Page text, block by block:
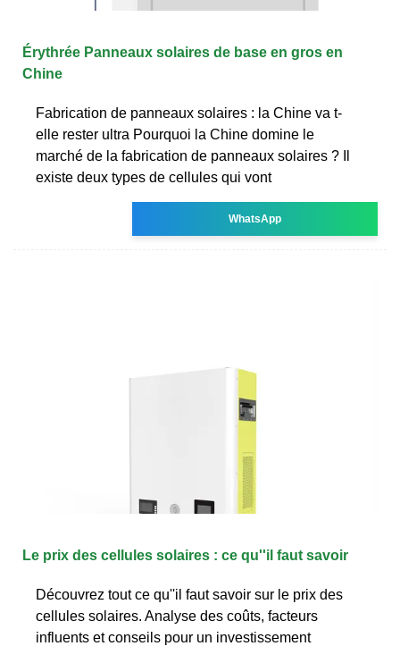
Érythrée Panneaux solaires de base en gros en
Chine
Fabrication de panneaux solaires : la Chine va t-
elle rester ultra Pourquoi la Chine domine le
marché de la fabrication de panneaux solaires ? Il
existe deux types de cellules qui vont
WhatsApp
Le prix des cellules solaires : ce qu''il faut savoir
Découvrez tout ce qu''il faut savoir sur le prix des
cellules solaires. Analyse des coûts, facteurs
influents et conseils pour un investissement